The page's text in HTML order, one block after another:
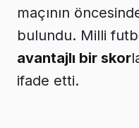
maçının
bulundu. Milli
avantajlı bir skor
ifade etti.